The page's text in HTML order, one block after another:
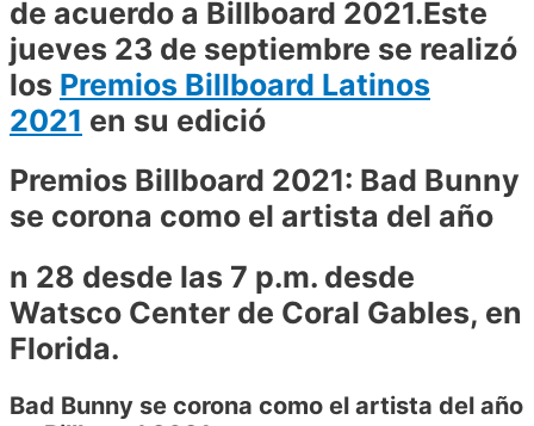
de acuerdo a Billboard 2021.Este
jueves 23 de septiembre se realizó
los Premios Billboard Latinos
2021 en su edició
Premios Billboard 2021: Bad Bunny
se corona como el artista del año
n 28 desde las 7 p.m. desde
Watsco Center de Coral Gables, en
Florida.
Bad Bunny se corona como el artista del año